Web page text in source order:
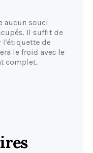
aucun souci
Il suffit de
l'étiquette de
le froid avec le
complet.